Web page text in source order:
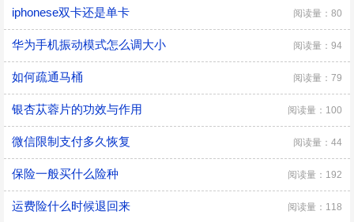
iphonese双卡还是单卡 阅读量：80
华为手机振动模式怎么调大小 阅读量：94
如何疏通马桶 阅读量：79
银杏苁蓉片的功效与作用 阅读量：100
微信限制支付多久恢复 阅读量：44
保险一般买什么险种 阅读量：192
运费险什么时候退回来 阅读量：118